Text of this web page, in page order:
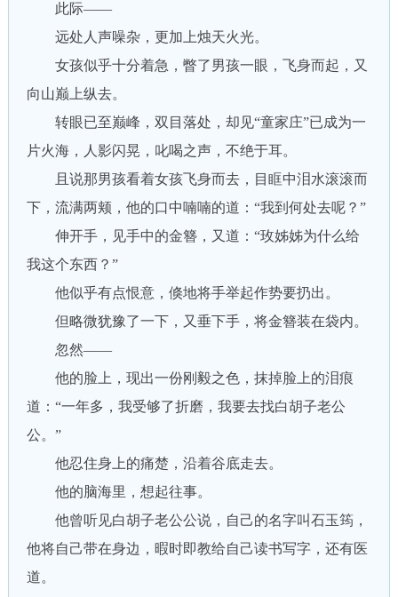
此际——
远处人声噪杂，更加上烛天火光。
女孩似乎十分着急，瞥了男孩一眼，飞身而起，又
向山巅上纵去。
转眼已至巅峰，双目落处，却见“童家庄”已成为一
片火海，人影闪晃，叱喝之声，不绝于耳。
且说那男孩看着女孩飞身而去，目眶中泪水滚滚而
下，流满两颊，他的口中喃喃的道：“我到何处去呢？”
伸开手，见手中的金簪，又道：“玫姊姊为什么给
我这个东西？”
他似乎有点恨意，倏地将手举起作势要扔出。
但略微犹豫了一下，又垂下手，将金簪装在袋内。
忽然——
他的脸上，现出一份刚毅之色，抹掉脸上的泪痕
道：“一年多，我受够了折磨，我要去找白胡子老公
公。”
他忍住身上的痛楚，沿着谷底走去。
他的脑海里，想起往事。
他曾听见白胡子老公公说，自己的名字叫石玉筠，
他将自己带在身边，暇时即教给自己读书写字，还有医
道。